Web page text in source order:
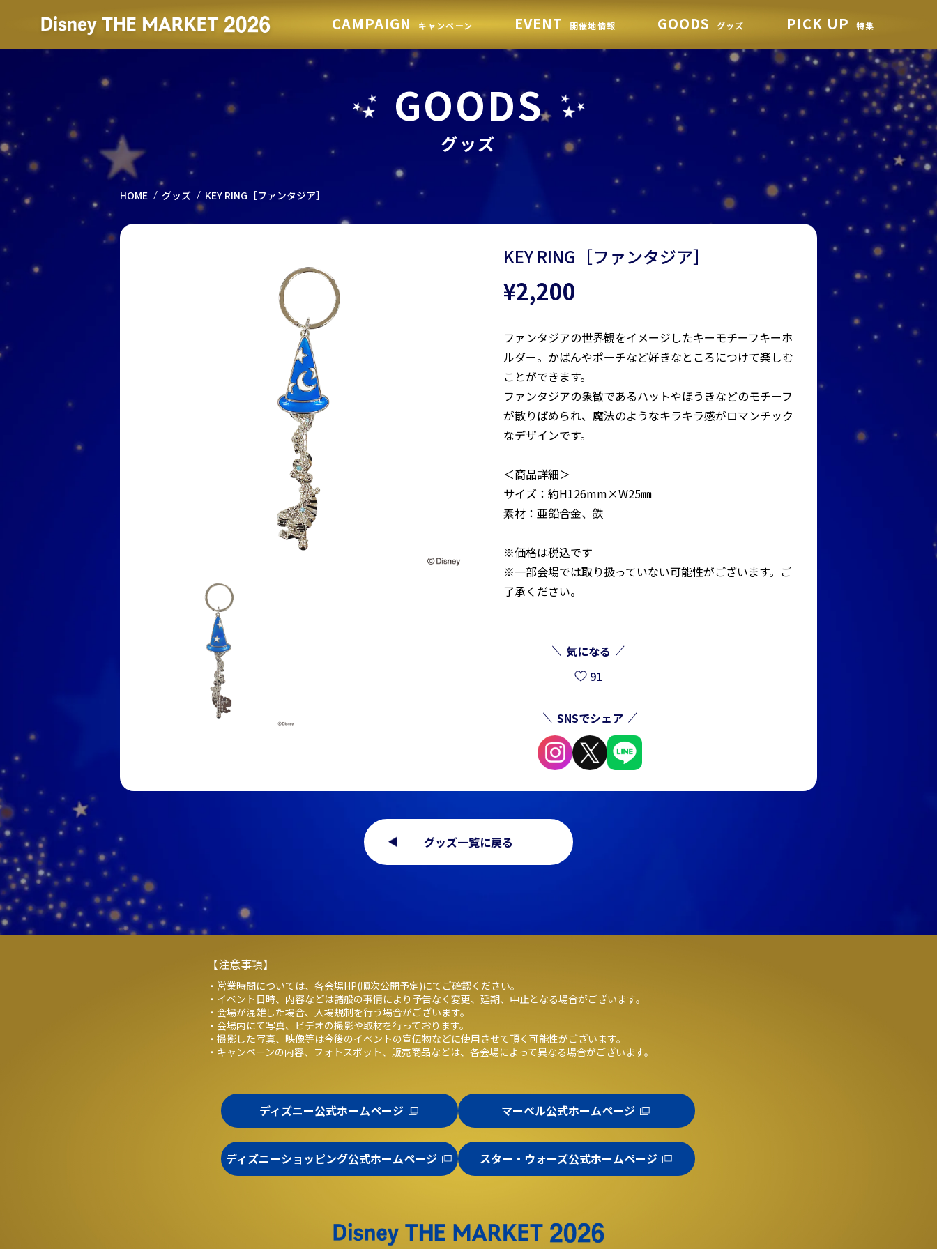
CAMPAIGN キャンペーン EVENT 開催地情報 GOODS グッズ PICK UP 特集
GOODS
グッズ
HOME グッズ KEY RING［ファンタジア］
KEY RING［ファンタジア］
¥2,200
ファンタジアの世界観をイメージしたキーモチーフキーホ
ルダー。かばんやポーチなど好きなところにつけて楽しむ
ことができます。
ファンタジアの象徴であるハットやほうきなどのモチーフ
が散りばめられ、魔法のようなキラキラ感がロマンチック
なデザインです。
＜商品詳細＞
サイズ：約H126mm×W25㎜
素材：亜鉛合金、鉄
※価格は税込です
※一部会場では取り扱っていない可能性がございます。ご
了承ください。
気になる
91
SNSでシェア
グッズ一覧に戻る
【注意事項】
・営業時間については、各会場HP(順次公開予定)にてご確認ください。
・イベント日時、内容などは諸般の事情により予告なく変更、延期、中止となる場合がございます。
・会場が混雑した場合、入場規制を行う場合がございます。
・会場内にて写真、ビデオの撮影や取材を行っております。
・撮影した写真、映像等は今後のイベントの宣伝物などに使用させて頂く可能性がございます。
・キャンペーンの内容、フォトスポット、販売商品などは、各会場によって異なる場合がございます。
ディズニー公式ホームページ
ディズニーショッピング公式ホームページ
マーベル公式ホームページ
スター・ウォーズ公式ホームページ